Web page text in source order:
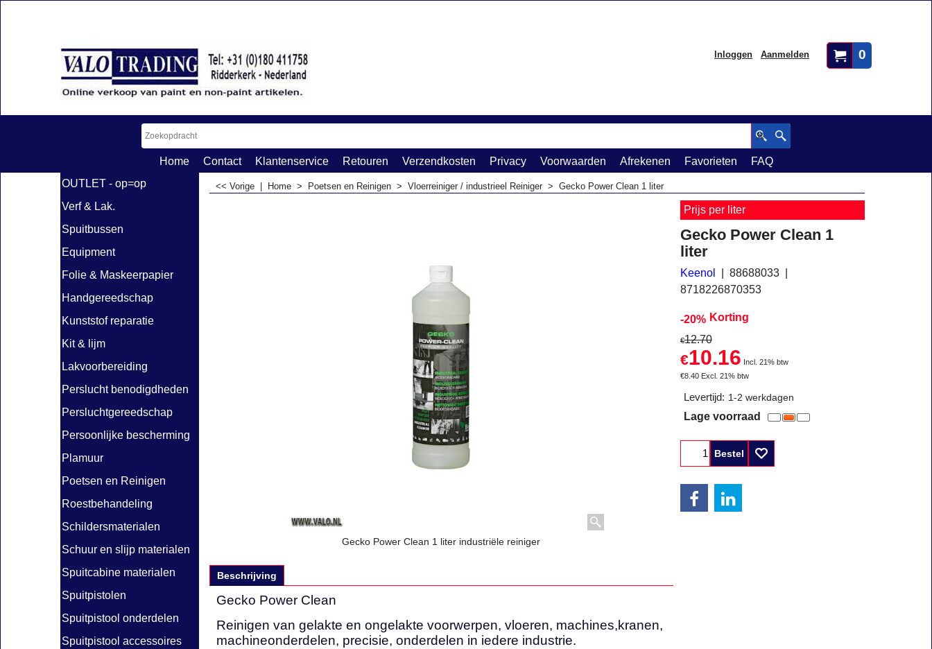
0
Inloggen Aanmelden
Home Contact Klantenservice Retouren Verzendkosten Privacy Voorwaarden Afrekenen Favorieten
FAQ
OUTLET - op=op
Verf & Lak.
Spuitbussen
Equipment
Folie & Maskeerpapier
Handgereedschap
Kunststof reparatie
Kit & lijm
Lakvoorbereiding
Perslucht benodigdheden
Persluchtgereedschap
Persoonlijke bescherming
Plamuur
Poetsen en Reinigen
Roestbehandeling
Schildersmaterialen
Schuur en slijp materialen
Spuitcabine materialen
Spuitpistolen
Spuitpistool onderdelen
Spuitpistool accessoires
<< Vorige Home > Poetsen en Reinigen > Vloerreiniger / industrieel Reiniger > Gecko Power Clean 1 liter
Gecko Power Clean 1 liter industriële reiniger
Prijs per liter
Gecko Power Clean 1
liter
Keenol
88688033
8718226870353
-20% Korting
€12.70
€10.16 Incl. 21% btw
€8.40 Excl. 21% btw
Levertijd: 1-2 werkdagen
Lage voorraad
Bestel
Beschrijving
Gecko Power Clean
Reinigen van gelakte en ongelakte voorwerpen, vloeren, machines,kranen,
machineonderdelen, precisie, onderdelen in iedere industrie.